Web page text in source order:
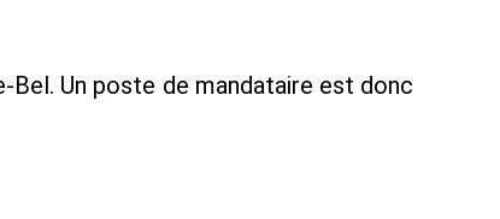
Un poste de mandataire est donc